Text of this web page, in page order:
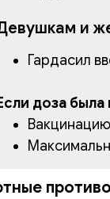
и
Гардасил
доза